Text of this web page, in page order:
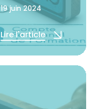
19 juin 2024
Lire l'article